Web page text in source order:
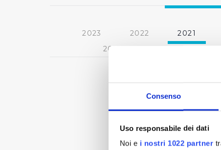
Consenso
Uso responsabile dei dati
Noi e i nostri 1022 partner
2023 2022 2021
2013